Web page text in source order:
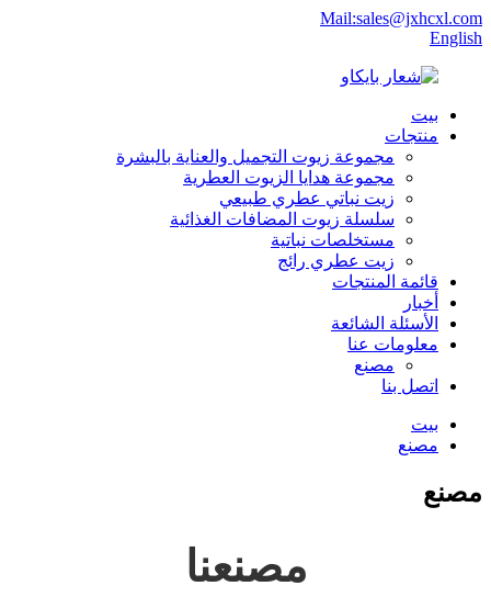
Mail:sales@jxhcxl.com
English
بيت
منتجات
مجموعة زيوت التجميل والعناية بالبشرة
مجموعة هدايا الزيوت العطرية
زيت نباتي عطري طبيعي
سلسلة زيوت المضافات الغذائية
مستخلصات نباتية
زيت عطري رائج
قائمة المنتجات
أخبار
الأسئلة الشائعة
معلومات عنا
مصنع
اتصل بنا
بيت
مصنع
مصنع
مصنعنا